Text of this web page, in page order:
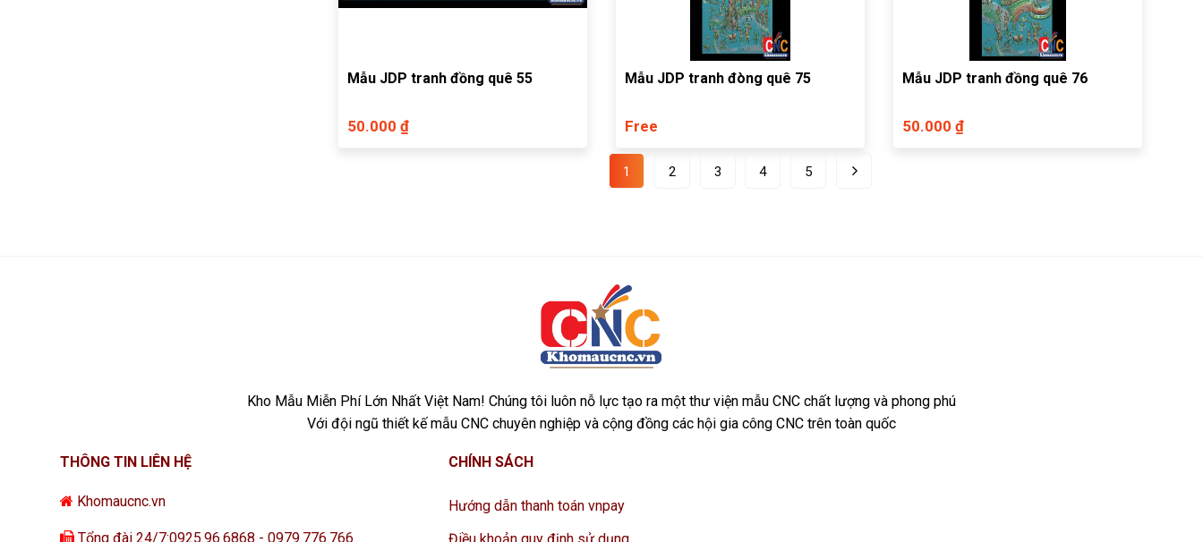
Mẫu JDP tranh đồng quê 55
50.000 ₫
Mẫu JDP tranh đòng quê 75
Free
Mẫu JDP tranh đồng quê 76
50.000 ₫
1 2 3 4 5
Kho Mẫu Miễn Phí Lớn Nhất Việt Nam! Chúng tôi luôn nỗ lực tạo ra một thư viện mẫu CNC chất lượng và phong phú
Với đội ngũ thiết kế mẫu CNC chuyên nghiệp và cộng đồng các hội gia công CNC trên toàn quốc
THÔNG TIN LIÊN HỆ
Khomaucnc.vn
Tổng đài 24/7:0925.96.6868 - 0979.776.766
CHÍNH SÁCH
Hướng dẫn thanh toán vnpay